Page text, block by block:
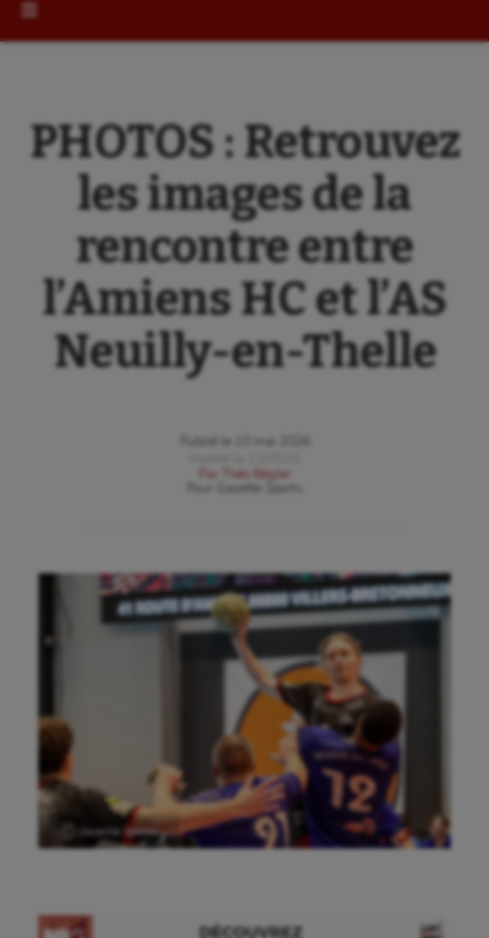
PHOTOS : Retrouvez
les images de la
rencontre entre
l’Amiens HC et l’AS
Neuilly-en-Thelle
Publié le
10 mai 2026
Par
Théo Bégler
Gazette Sports
Ⓒ Gazette Sports